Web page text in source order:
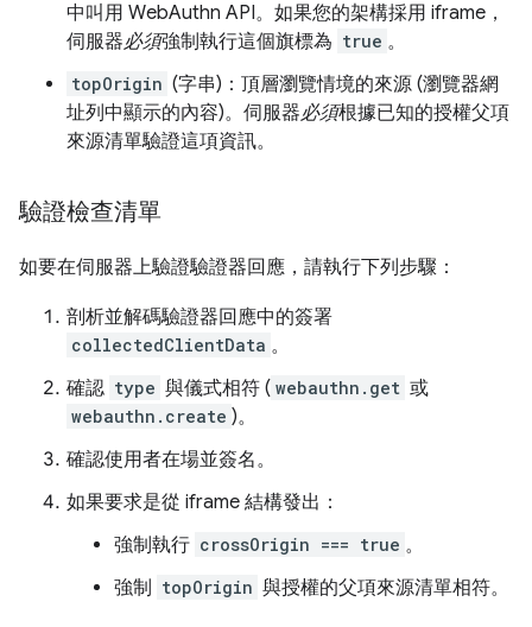
中叫用 WebAuthn API。如果您的架構採用 iframe，
伺服器必須強制執行這個旗標為 true 。
topOrigin (字串)：頂層瀏覽情境的來源 (瀏覽器網
址列中顯示的內容)。伺服器必須根據已知的授權父項
來源清單驗證這項資訊。
驗證檢查清單
如要在伺服器上驗證驗證器回應，請執行下列步驟：
剖析並解碼驗證器回應中的簽署
collectedClientData 。
確認 type 與儀式相符 ( webauthn.get 或
webauthn.create )。
確認使用者在場並簽名。
如果要求是從 iframe 結構發出：
強制執行 crossOrigin === true 。
強制 topOrigin 與授權的父項來源清單相符。